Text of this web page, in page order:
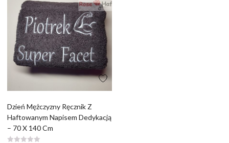
Dzień Mężczyzny Ręcznik Z
Haftowanym Napisem Dedykacją
– 70 X 140 Cm